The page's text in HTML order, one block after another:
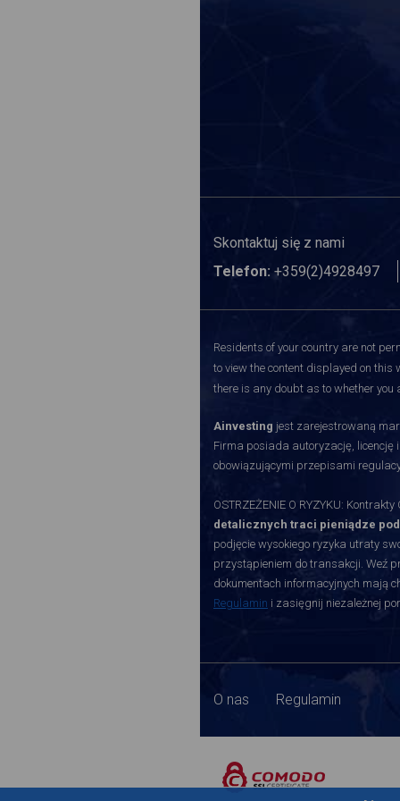
Skontaktuj się z nami
Telefon: +359(2)4928497
Residents of your country are not
to view the content displayed on
there is any doubt as to whether
Ainvesting jest zarejestrowaną
Firma posiada autoryzację,
obowiązującymi przepisami
OSTRZEŻENIE O RYZYKU:
detalicznych traci pieniądze
podjęcie wysokiego ryzyka utraty
przystąpieniem do transakcji. Weź
dokumentach informacyjnych mają
Regulamin i zasięgnij niezależnej
O nas Regulamin